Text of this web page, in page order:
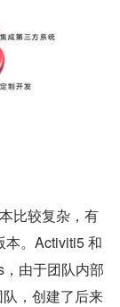
比较复杂，有
本。Activiti5 和
由于团队内部
，创建了后来